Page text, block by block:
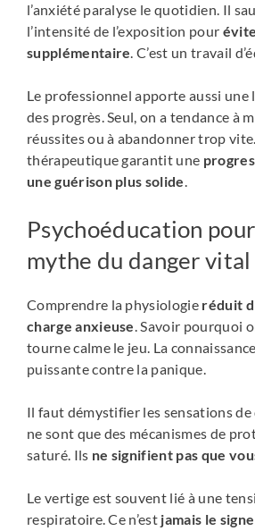
l’anxiété paralyse le quotidien. Il
l’intensité de l’exposition pour
supplémentaire. C’est un travail
Le professionnel apporte aussi
des progrès. Seul, on a tendance à
réussites ou à abandonner trop
thérapeutique garantit une
une guérison plus solide.
Psychoéducation
mythe du danger vital
Comprendre la physiologie réduit
charge anxieuse. Savoir pourquoi
tourne calme le jeu. La
puissante contre la panique.
Il faut démystifier les sensations
ne sont que des mécanismes de
saturé. Ils ne signifient pas que
Le vertige est souvent lié à une
respiratoire. Ce n’est jamais le